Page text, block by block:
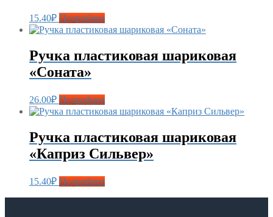
15.40₽ Подробнее
Ручка пластиковая шариковая
«Соната»
26.00₽ Подробнее
Ручка пластиковая шариковая
«Каприз Сильвер»
15.40₽ Подробнее